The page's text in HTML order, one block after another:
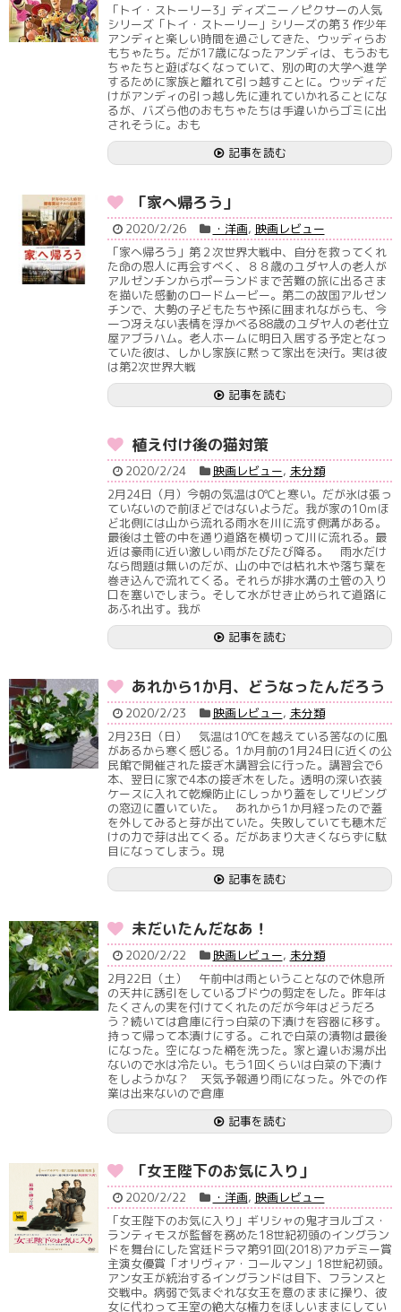
「トイ・ストーリー3」ディズニー／ピクサーの人気
シリーズ「トイ・ストーリー」シリーズの第３作少年
アンディと楽しい時間を過ごしてきた、ウッディらお
もちゃたち。だが17歳になったアンディは、もうおも
ちゃたちと遊ばなくなっていて、別の町の大学へ進学
するために家族と離れて引っ越すことに。ウッディだ
けがアンディの引っ越し先に連れていかれることにな
るが、バズら他のおもちゃたちは手違いからゴミに出
されそうに。おも
記事を読む
「家へ帰ろう」
2020/2/26 ・洋画, 映画レビュー
「家へ帰ろう」第２次世界大戦中、自分を救ってくれ
た命の恩人に再会すべく、８８歳のユダヤ人の老人が
アルゼンチンからポーランドまで苦難の旅に出るさま
を描いた感動のロードムービー。第二の故国アルゼン
チンで、大勢の子どもたちや孫に囲まれながらも、今
一つ冴えない表情を浮かべる88歳のユダヤ人の老仕立
屋アブラハム。老人ホームに明日入居する予定となっ
ていた彼は、しかし家族に黙って家出を決行。実は彼
は第2次世界大戦
記事を読む
植え付け後の猫対策
2020/2/24 映画レビュー, 未分類
2月24日（月）今朝の気温は0℃と寒い。だが氷は張っ
ていないので前ほどではないようだ。我が家の10ｍほ
ど北側には山から流れる雨水を川に流す側溝がある。
最後は土管の中を通り道路を横切って川に流れる。最
近は豪雨に近い激しい雨がたびたび降る。 雨水だけ
なら問題は無いのだが、山の中では枯れ木や落ち葉を
巻き込んで流れてくる。それらが排水溝の土管の入り
口を塞いでしまう。そして水がせき止められて道路に
あふれ出す。我が
記事を読む
あれから1か月、どうなったんだろう
2020/2/23 映画レビュー, 未分類
2月23日（日） 気温は10℃を越えている筈なのに風
があるから寒く感じる。1か月前の1月24日に近くの公
民館で開催された接ぎ木講習会に行った。講習会で6
本、翌日に家で4本の接ぎ木をした。透明の深い衣装
ケースに入れて乾燥防止にしっかり蓋をしてリビング
の窓辺に置いていた。 あれから1か月経ったので蓋
を外してみると芽が出ていた。失敗していても穂木だ
けの力で芽は出てくる。だがあまり大きくならずに駄
目になってしまう。現
記事を読む
未だいたんだなあ！
2020/2/22 映画レビュー, 未分類
2月22日（土） 午前中は雨ということなので休息所
の天井に誘引をしているブドウの剪定をした。昨年は
たくさんの実を付けてくれたのだが今年はどうだろ
う？続いては倉庫に行っ白菜の下漬けを容器に移す。
持って帰って本漬けにする。これで白菜の漬物は最後
になった。空になった桶を洗った。家と違いお湯が出
ないので水は冷たい。もう1回くらいは白菜の下漬け
をしようかな？ 天気予報通り雨になった。外での作
業は出来ないので倉庫
記事を読む
「女王陛下のお気に入り」
2020/2/22 ・洋画, 映画レビュー
「女王陛下のお気に入り」ギリシャの鬼才ヨルゴス・
ランティモスが監督を務めた18世紀初頭のイングラン
ドを舞台にした宮廷ドラマ第91回(2018)アカデミー賞
主演女優賞「オリヴィア・コールマン」18世紀初頭。
アン女王が統治するイングランドは目下、フランスと
交戦中。病弱で気まぐれな女王を意のままに操り、彼
女に代わって王室の絶大な権力をほしいままにしてい